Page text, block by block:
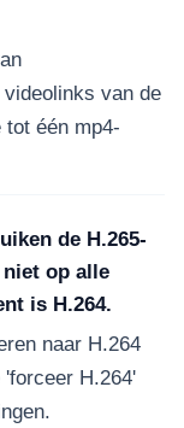
van de
één mp4-
de H.265-
op alle
is H.264.
naar H.264
H.264'